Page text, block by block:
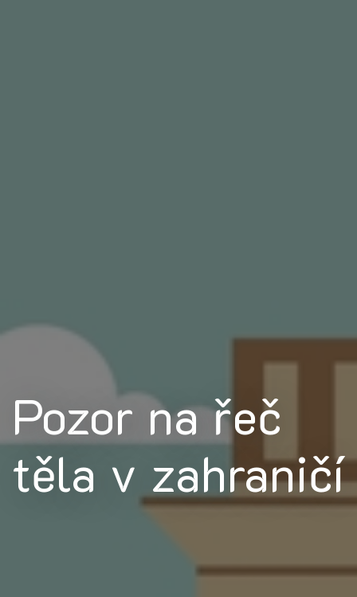
Pozor na řeč
těla v zahraničí